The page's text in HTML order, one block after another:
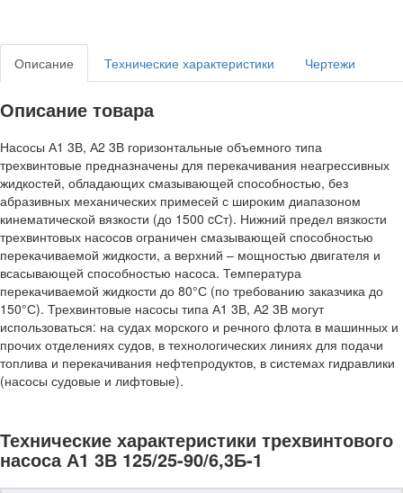
Описание Технические характеристики Чертежи
Описание товара
Насосы А1 3В, А2 3В горизонтальные объемного типа
трехвинтовые предназначены для перекачивания неагрессивных
жидкостей, обладающих смазывающей способностью, без
абразивных механических примесей с широким диапазоном
кинематической вязкости (до 1500 cСт). Нижний предел вязкости
трехвинтовых насосов ограничен смазывающей способностью
перекачиваемой жидкости, а верхний – мощностью двигателя и
всасывающей способностью насоса. Температура
перекачиваемой жидкости до 80°С (по требованию заказчика до
150°С). Трехвинтовые насосы типа А1 3В, А2 3В могут
использоваться: на судах морского и речного флота в машинных и
прочих отделениях судов, в технологических линиях для подачи
топлива и перекачивания нефтепродуктов, в системах гидравлики
(насосы судовые и лифтовые).
Технические характеристики трехвинтового
насоса А1 3В 125/25-90/6,3Б-1